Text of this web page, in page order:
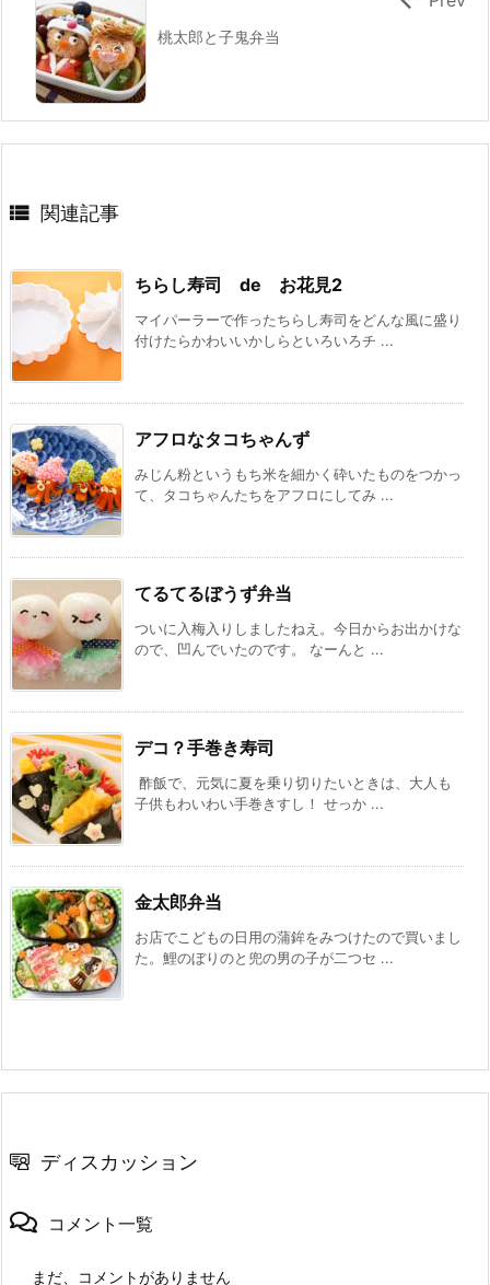
桃太郎と子鬼弁当
 関連記事
ちらし寿司 de お花見2
マイパーラーで作ったちらし寿司をどんな風に盛り
付けたらかわいいかしらといろいろチ ...
アフロなタコちゃんず
みじん粉というもち米を細かく砕いたものをつかっ
て、タコちゃんたちをアフロにしてみ ...
てるてるぼうず弁当
ついに入梅入りしましたねえ。今日からお出かけな
ので、凹んでいたのです。 なーんと ...
デコ？手巻き寿司
酢飯で、元気に夏を乗り切りたいときは、大人も
子供もわいわい手巻きすし！ せっか ...
金太郎弁当
お店でこどもの日用の蒲鉾をみつけたので買いまし
た。鯉のぼりのと兜の男の子が二つセ ...
ディスカッション
コメント一覧
まだ、コメントがありません